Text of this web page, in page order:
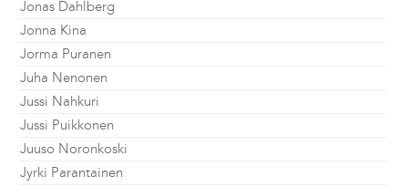
Jonas Dahlberg
Jonna Kina
Jorma Puranen
Juha Nenonen
Jussi Nahkuri
Jussi Puikkonen
Juuso Noronkoski
Jyrki Parantainen